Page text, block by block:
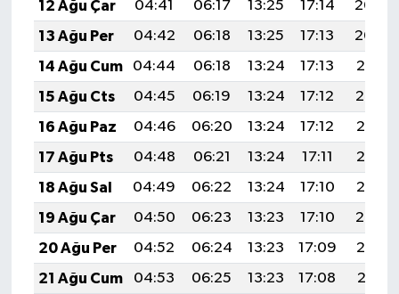
12 Ağu Çar
04:41 06:17 13:25 17:14
20:23
13 Ağu Per
04:42 06:18 13:25 17:13
20:22
14 Ağu Cum
04:44 06:18 13:24 17:13
20:21
15 Ağu Cts
04:45 06:19 13:24 17:12
20:19
16 Ağu Paz
04:46 06:20 13:24 17:12
20:18
17 Ağu Pts
04:48 06:21 13:24 17:11
20:16
18 Ağu Sal
04:49 06:22 13:24 17:10
20:15
19 Ağu Çar
04:50 06:23 13:23 17:10
20:14
20 Ağu Per
04:52 06:24 13:23 17:09
20:12
21 Ağu Cum
04:53 06:25 13:23 17:08
20:11
OTOMOTİV
Resmi İlanlar
SAĞLIK
Savaştepe
SEYAHAT
SİYASET
Sındırgı